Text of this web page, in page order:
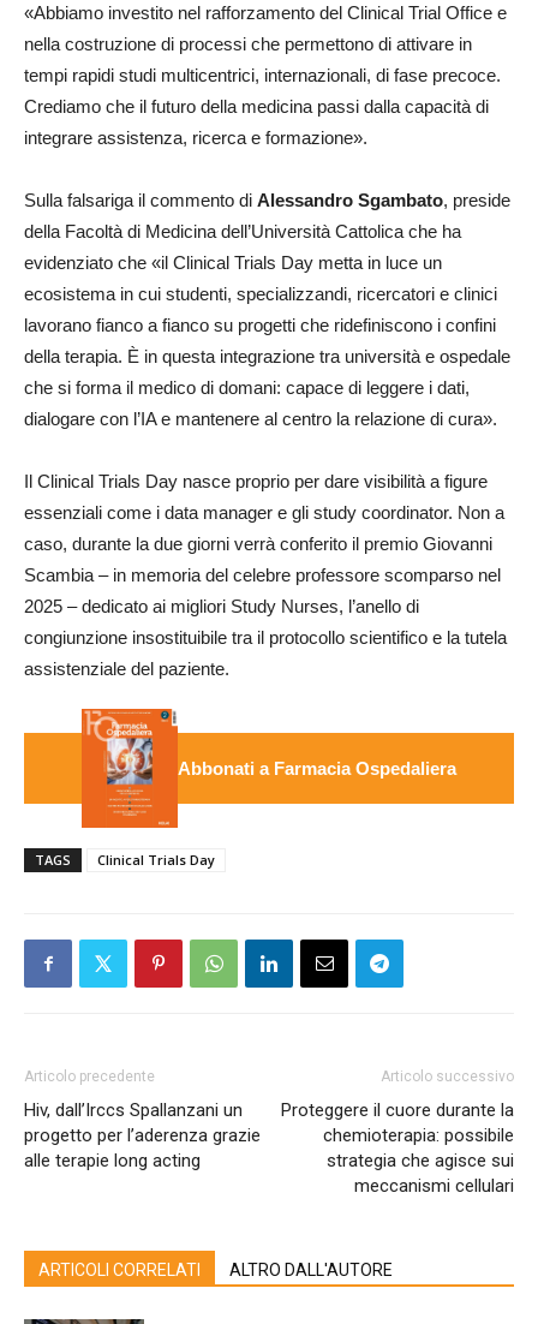
«Abbiamo investito nel rafforzamento del Clinical Trial Office e
nella costruzione di processi che permettono di attivare in
tempi rapidi studi multicentrici, internazionali, di fase precoce.
Crediamo che il futuro della medicina passi dalla capacità di
integrare assistenza, ricerca e formazione».
Sulla falsariga il commento di Alessandro Sgambato, preside
della Facoltà di Medicina dell’Università Cattolica che ha
evidenziato che «il Clinical Trials Day metta in luce un
ecosistema in cui studenti, specializzandi, ricercatori e clinici
lavorano fianco a fianco su progetti che ridefiniscono i confini
della terapia. È in questa integrazione tra università e ospedale
che si forma il medico di domani: capace di leggere i dati,
dialogare con l’IA e mantenere al centro la relazione di cura».
Il Clinical Trials Day nasce proprio per dare visibilità a figure
essenziali come i data manager e gli study coordinator. Non a
caso, durante la due giorni verrà conferito il premio Giovanni
Scambia – in memoria del celebre professore scomparso nel
2025 – dedicato ai migliori Study Nurses, l’anello di
congiunzione insostituibile tra il protocollo scientifico e la tutela
assistenziale del paziente.
Abbonati a Farmacia Ospedaliera
TAGS Clinical Trials Day
Articolo precedente
Hiv, dall’Irccs Spallanzani un
progetto per l’aderenza grazie
alle terapie long acting
Articolo successivo
Proteggere il cuore durante la
chemioterapia: possibile
strategia che agisce sui
meccanismi cellulari
ARTICOLI CORRELATI ALTRO DALL'AUTORE